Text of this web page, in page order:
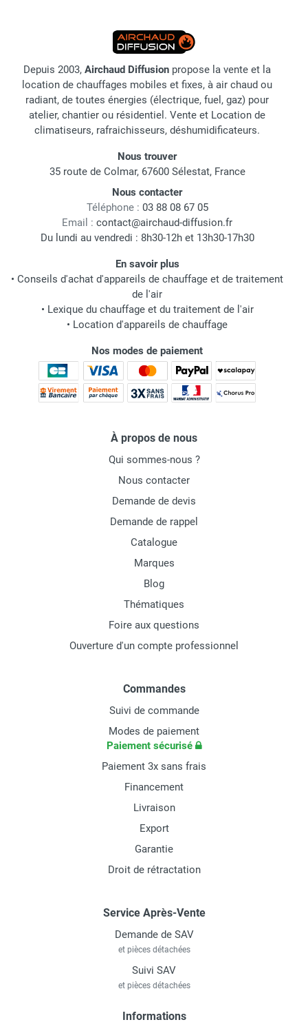
Depuis 2003, Airchaud Diffusion propose la vente et la
location de chauffages mobiles et fixes, à air chaud ou
radiant, de toutes énergies (électrique, fuel, gaz) pour
atelier, chantier ou résidentiel. Vente et Location de
climatiseurs, rafraichisseurs, déshumidificateurs.
Nous trouver
35 route de Colmar, 67600 Sélestat, France
Nous contacter
Téléphone : 03 88 08 67 05
Email : contact@airchaud-diffusion.fr
Du lundi au vendredi : 8h30-12h et 13h30-17h30
En savoir plus
• Conseils d'achat d'appareils de chauffage et de traitement
de l'air
• Lexique du chauffage et du traitement de l'air
• Location d'appareils de chauffage
Nos modes de paiement
À propos de nous
Qui sommes-nous ?
Nous contacter
Demande de devis
Demande de rappel
Catalogue
Marques
Blog
Thématiques
Foire aux questions
Ouverture d'un compte professionnel
Commandes
Suivi de commande
Modes de paiement
Paiement sécurisé
Paiement 3x sans frais
Financement
Livraison
Export
Garantie
Droit de rétractation
Service Après-Vente
Demande de SAV
et pièces détachées
Suivi SAV
et pièces détachées
Informations